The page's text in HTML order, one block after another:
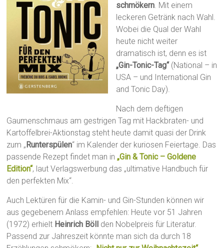
schmökern. Mit einem
leckeren Getränk nach Wahl.
Wobei die Qual der Wahl
heute nicht weiter
dramatisch ist, denn es ist
„Gin-Tonic-Tag“(National – in
USA – und International Gin
and Tonic Day).
Nach dem deftigen
Gaumenschmaus am gestrigen Tag mit Hackbraten- und
Kartoffelbrei-Aktionstag steht heute damit quasi der Drink
zum „Runterspülen“ im Kalender der kuriosen Feiertage. Das
passende Rezept findet man in„Gin & Tonic – Goldene
Edition“, laut Verlagswerbung das „ultimative Handbuch für
den perfekten Mix“.
Auch Lektüren für die Kamin- und Gin-Stunden können wir
aus gegebenem Anlass empfehlen: Heute vor 51 Jahren
(1972) erhielt Heinrich Böll den Nobelpreis für Literatur.
Passend zur Jahreszeit könnte man sich da durch 18